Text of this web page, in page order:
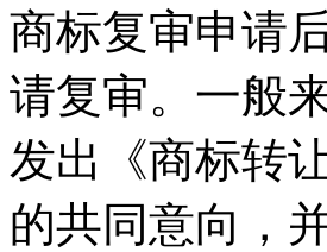
商标复审申请
请复审。一般
发出《商标转
的共同意向，